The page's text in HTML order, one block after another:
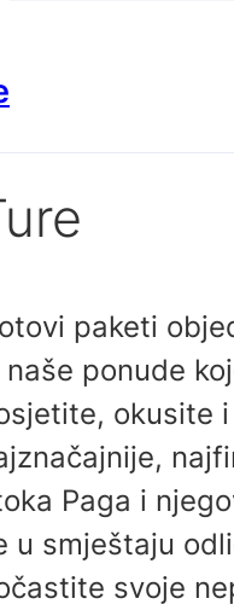
paketi
ponude
okusite
Paga i
u smještaju
svoje